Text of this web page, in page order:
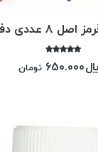
دفترچه ای
امتیاز
5.00
650.000 تومان